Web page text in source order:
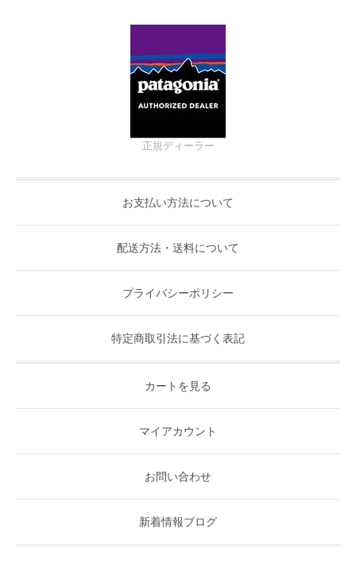
正規ディーラー
お支払い方法について
配送方法・送料について
プライバシーポリシー
特定商取引法に基づく表記
カートを見る
マイアカウント
お問い合わせ
新着情報ブログ